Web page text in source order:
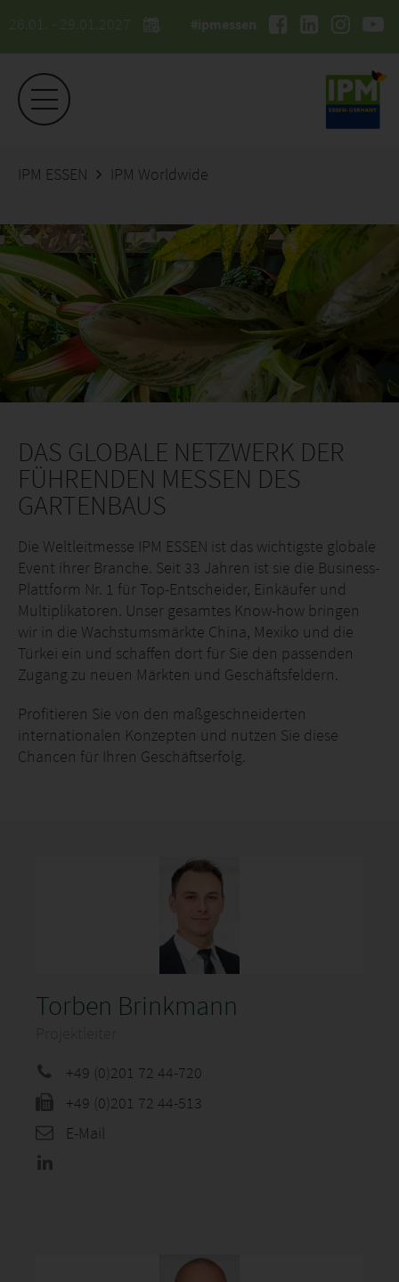
26.01. - 29.01.2027 #ipmessen
IPM ESSEN IPM Worldwide
DAS GLOBALE NETZWERK DER
FÜHRENDEN MESSEN DES
GARTENBAUS
Die Weltleitmesse IPM ESSEN ist das wichtigste globale
Event ihrer Branche. Seit 33 Jahren ist sie die Business-
Plattform Nr. 1 für Top-Entscheider, Einkäufer und
Multiplikatoren. Unser gesamtes Know-how bringen
wir in die Wachstumsmärkte China, Mexiko und die
Türkei ein und schaffen dort für Sie den passenden
Zugang zu neuen Märkten und Geschäftsfeldern.
Profitieren Sie von den maßgeschneiderten
internationalen Konzepten und nutzen Sie diese
Chancen für Ihren Geschäftserfolg.
Torben Brinkmann
+49 (0)201 72 44-720
+49 (0)201 72 44-513
E-Mail